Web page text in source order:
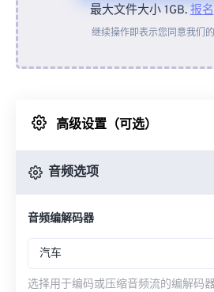
从设备
来自 Google
最大文件大小 1GB.报名
继续操作即表示您同意我们的
高级设置（可选）
音频选项
音频编解码器
汽车
选择用于编码或压缩音频流的编解码